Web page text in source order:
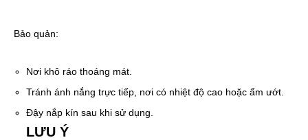
Bảo quản:
Nơi khô ráo thoáng mát.
Tránh ánh nắng trực tiếp, nơi có nhiệt độ cao hoặc ẩm ướt.
Đậy nắp kín sau khi sử dụng.
LƯU Ý